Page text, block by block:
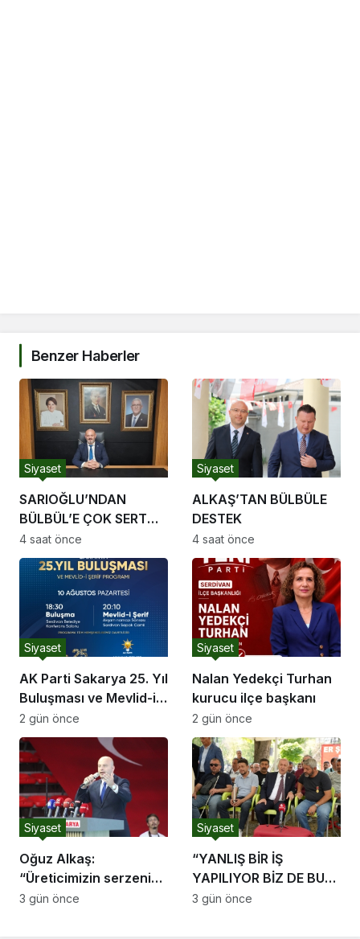
Benzer Haberler
SARIOĞLU’NDAN
BÜLBÜL’E ÇOK SERT
TEPKİ
Siyaset
4 saat önce
ALKAŞ’TAN BÜLBÜLE
DESTEK
Siyaset
4 saat önce
AK Parti Sakarya 25. Yıl
Buluşması ve Mevlid-i
Şerif Programı
Siyaset
2 gün önce
Nalan Yedekçi Turhan
kurucu ilçe başkanı
Siyaset
2 gün önce
Oğuz Alkaş:
“Üreticimizin serzenişi
haklı, devletimizin
Siyaset
3 gün önce
“YANLIŞ BİR İŞ
YAPILIYOR BİZ DE BU
YANLIŞ İŞ KARŞISINDA
Siyaset
3 gün önce